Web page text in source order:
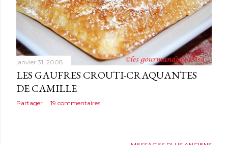
janvier 31, 2008
LES GAUFRES CROUTI-CRAQUANTES
DE CAMILLE
Partager 19 commentaires